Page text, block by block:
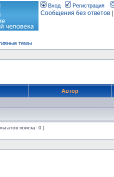
Вход Регистрация
Сообщения без ответов
темы
Автор
поиска: 0 ]